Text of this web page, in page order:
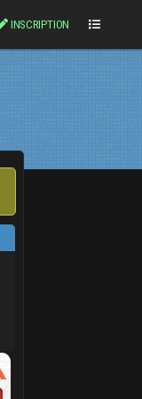
INSCRIPTION